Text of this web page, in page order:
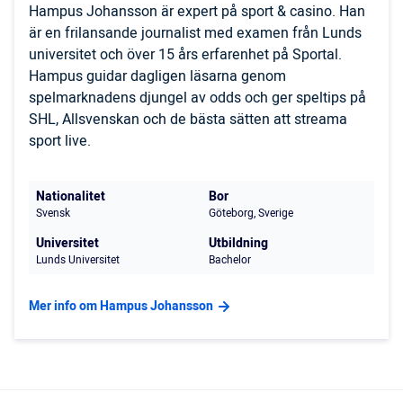
Hampus Johansson är expert på sport & casino. Han
är en frilansande journalist med examen från Lunds
universitet och över 15 års erfarenhet på Sportal.
Hampus guidar dagligen läsarna genom
spelmarknadens djungel av odds och ger speltips på
SHL, Allsvenskan och de bästa sätten att streama
sport live.
Nationalitet
Svensk
Bor
Göteborg, Sverige
Universitet
Lunds Universitet
Utbildning
Bachelor
Mer info om Hampus Johansson